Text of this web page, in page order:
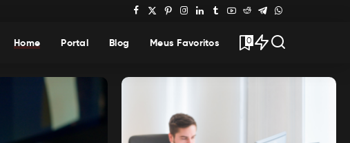
Home Portal Blog Meus Favoritos 0